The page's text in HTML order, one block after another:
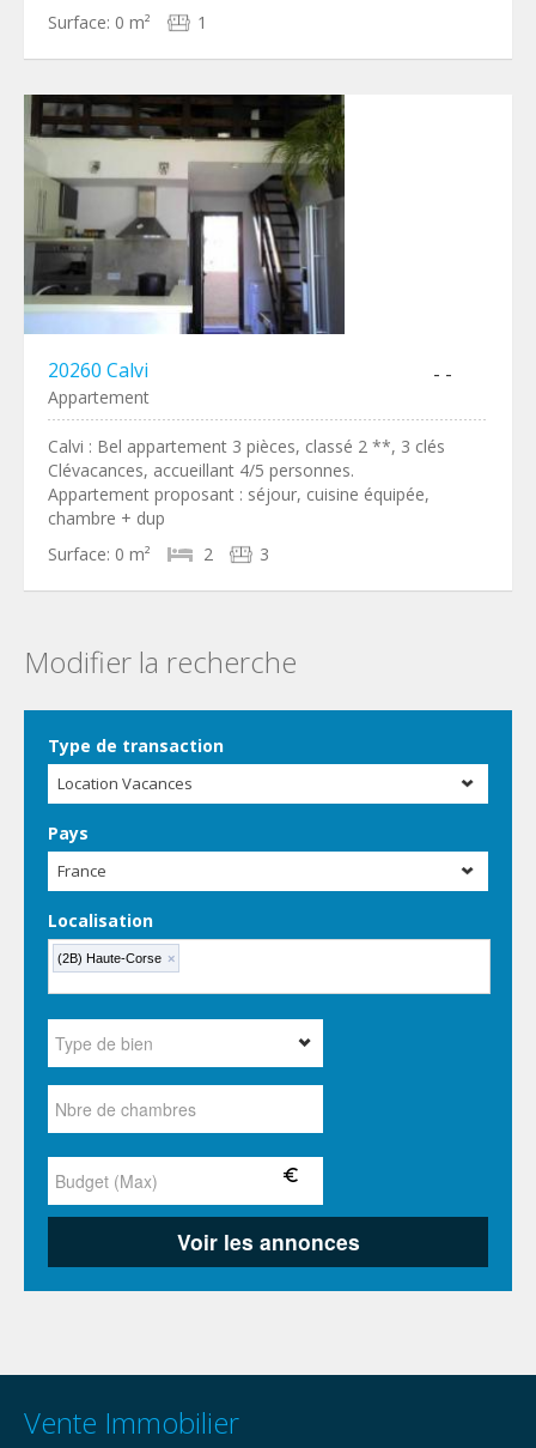
Surface: 0 m² 1
20260 Calvi - -
Appartement
Calvi : Bel appartement 3 pièces, classé 2 **, 3 clés
Clévacances, accueillant 4/5 personnes.
Appartement proposant : séjour, cuisine équipée,
chambre + dup
Surface: 0 m² 2 3
Modifier la recherche
Type de transaction
Location Vacances
Pays
France
Localisation
(2B) Haute-Corse ×
Vente Immobilier